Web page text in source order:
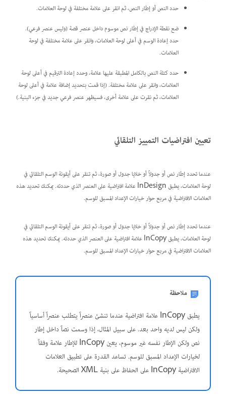
حدد النص أو إطار النص، ثم انقر على علامة مختلفة في لوحة العلامات.
ضع نقطة الإدراج في إطار نص موسوم داخل عنصر قصة (وليس عنصر فرعي).
حدد إعادة الوسم في أعلى لوحة العلامات، وانقر على علامة مختلفة في لوحة
العلامات.
حدد كتلة النص بالكامل المطبقة عليها علامة، وحدد إعادة الترقيم في أعلى لوحة
العلامات، وانقر على علامة مختلفة. (إذا قمت بتحديد إضافة علامة في أعلى لوحة
العلامات، ثم نقرت على علامة أخرى، فسيظهر عنصر فرعي جديد في جزء البنية.)
تعيين افتراضيات التمييز التلقائي
عندما تحدد إطار نص أو جدولاً أو خلايا جدول أو صورة، ثم تنقر على أيقونة الوسم التلقائي في
لوحة العلامات، يطبق InDesign علامة افتراضية على العنصر الذي حددته. يمكنك تحديد هذه
العلامات الافتراضية في مربع حوار خيارات الإعداد المسبق للوسم.
عندما تحدد إطار نص أو جدولاً أو خلايا جدول أو صورة، ثم تنقر على أيقونة الوسم التلقائي في
لوحة العلامات، يطبق InCopy علامة افتراضية على العنصر الذي حددته. يمكنك تحديد هذه
العلامات الافتراضية في مربع حوار خيارات الإعداد المسبق للوسم.
ملاحظة
يطبق InCopy علامة افتراضية عندما تنشئ عنصراً يتطلب عنصراً أساسياً
ولكن ليس لديه واحد بعد. على سبيل المثال، إذا وسمت نصاً داخل إطار
نص ولكن الإطار نفسه غير موسوم، يعين InCopy للإطار علامة وفقاً
لخيارات الإعداد المسبق للوسم. تساعد القدرة على تطبيق العلامات
الافتراضية InCopy على الحفاظ على بنية XML الصحيحة.